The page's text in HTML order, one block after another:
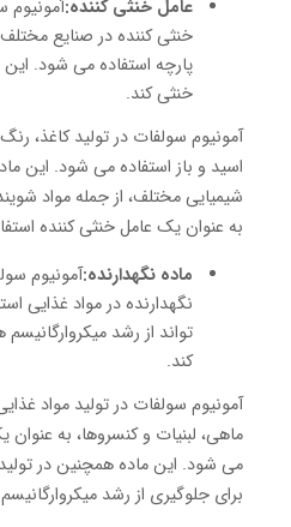
عامل خنثی کننده:آمونیوم
خنثی کننده در صنایع
پارچه استفاده می شود. این
خنثی کند.
آمونیوم سولفات در تولید کاغذ،
اسید و باز استفاده می شود. این
شیمیایی مختلف، از جمله مواد
به عنوان یک عامل خنثی کننده
ماده نگهدارنده:آمونیوم
نگهدارنده در مواد غذایی
تواند از رشد
کند.
آمونیوم سولفات در تولید مواد
ماهی، لبنیات و کنسروها، به عنوان
می شود. این ماده همچنین در
برای جلوگیری از رشد